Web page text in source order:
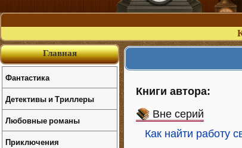
Книги автора:
Вне серий
Как найти работу
Главная
Фантастика
Детективы и Триллеры
Любовные романы
Приключения